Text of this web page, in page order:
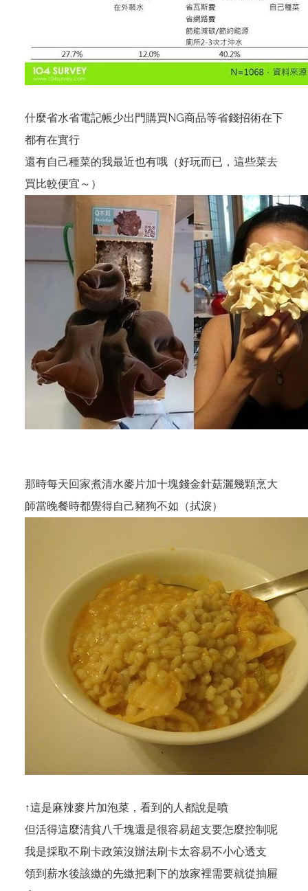
什麼省水省電記帳少出門購買NG商品等省錢招術在下
都有在實行
還有自己種菜的我最近也有哦（好玩而已，這些菜去
買比較便宜～）
那時每天回家煮清水麥片加十塊錢金針菇灑幾顆烹大
師當晚餐時都覺得自己豬狗不如（拭淚）
↑這是麻辣麥片加泡菜，看到的人都說是噴
但活得這麼清貧八千塊還是很容易超支要怎麼控制呢
我是採取不刷卡政策沒辦法刷卡太容易不小心透支
領到薪水後該繳的先繳把剩下的放家裡需要就從抽屜